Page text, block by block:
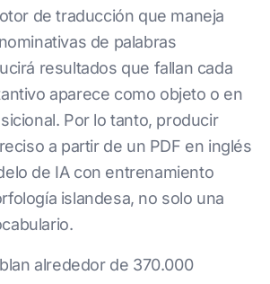
de traducción que maneja
de palabras
resultados que fallan cada
aparece como objeto o en
Por lo tanto, producir
a partir de un PDF en inglés
de IA con entrenamiento
islandesa, no solo una
alrededor de 370.000